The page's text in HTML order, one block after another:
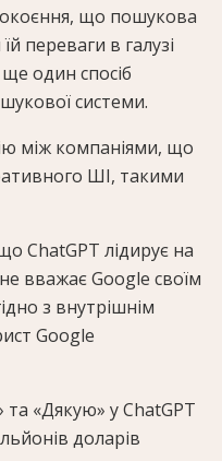
що пошукова
переваги в галузі
один спосіб
системи.
між компаніями, що
ШІ, такими
ChatGPT лідирує на
вважає Google своїм
з внутрішнім
Google
та «Дякую» у ChatGPT
доларів